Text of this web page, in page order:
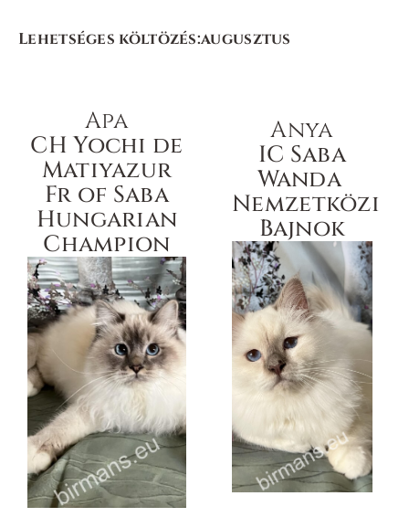
Lehetséges költözés:augusztus
Apa
CH Yochi de
Matiyazur
Fr of Saba
Hungarian
Champion
Anya
IC Saba
Wanda ​
Nemzetközi
Bajnok